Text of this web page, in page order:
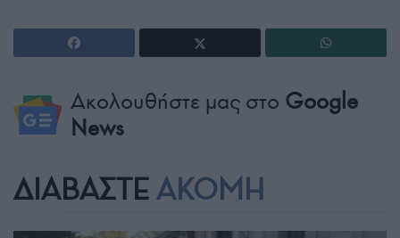
Ακολουθήστε μας στο Google
News
ΔΙΑΒΑΣΤΕ ΑΚΟΜΗ